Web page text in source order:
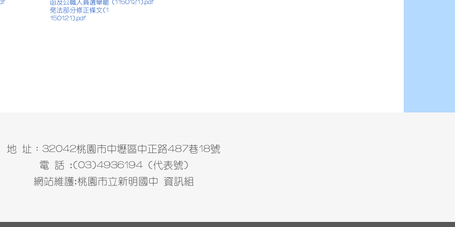
函及公職人員選舉罷
免法部分修正條文(1
150121).pdf
(1150121).pdf
地 址：32042桃園市中壢區中正路487巷18號
電 話 :(03)4936194 (代表號)
網站維護:桃園市立新明國中 資訊組